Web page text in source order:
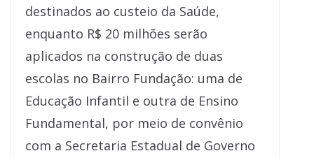
destinados ao custeio da Saúde,
enquanto R$ 20 milhões serão
aplicados na construção de duas
escolas no Bairro Fundação: uma de
Educação Infantil e outra de Ensino
Fundamental, por meio de convênio
com a Secretaria Estadual de Governo